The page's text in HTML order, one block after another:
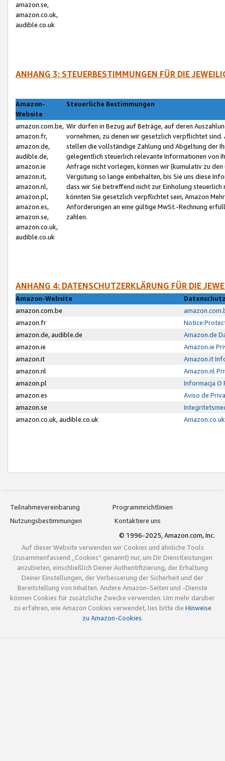
amazon.se,
amazon.co.uk,
audible.co.uk
ANHANG 3: STEUERBESTIMMUNGEN FÜR DIE
Amazon-
Website
Steuerliche Bestimmungen
amazon.com.be,
amazon.fr,
amazon.de,
audible.de,
amazon.ie
amazon.it,
amazon.nl,
amazon.pl,
amazon.es,
amazon.se,
amazon.co.uk,
audible.co.uk
Wir dürfen in Bezug auf Beträge, auf deren
vornehmen, zu denen wir gesetzlich verpflichtet
stellen die vollständige Zahlung und Abgeltung der
gelegentlich steuerlich relevante Informationen von
Anfrage nicht vorlegen, können wir (kumulativ zu
Vergütung so lange einbehalten, bis Sie uns diese
dass wir Sie betreffend nicht zur Einholung
könnten Sie gesetzlich verpflichtet sein, Amazon
Anforderungen an eine gültige MwSt.-Rechnung
zahlen.
ANHANG 4: DATENSCHUTZERKLÄRUNG FÜR DIE
Amazon-Website
amazon.com.be
amazon.fr
amazon.de, audible.de
Amazon.de
amazon.ie
Amazon.ie
amazon.it
Amazon.it
amazon.nl
Amazon.nl
amazon.pl
Informacja O
amazon.es
Aviso de
amazon.se
amazon.co.uk, audible.co.uk
Teilnahmevereinbarung
Programmrichtlinien
Nutzungsbestimmungen
Kontaktiere uns
© 1996-2025, Amazon.com, Inc.
Auf dieser Website verwenden wir Cookies und ähnliche Tools
(zusammenfassend „Cookies“ genannt) nur, um Dir Dienstleistungen
anzubieten, einschließlich Deiner Authentifizierung, der Erhaltung
Deiner Einstellungen, der Verbesserung der Sicherheit und der
Bereitstellung von Inhalten. Andere Amazon-Seiten und -Dienste
können Cookies für zusätzliche Zwecke verwenden. Um mehr darüber
zu erfahren, wie Amazon Cookies verwendet, lies bitte die Hinweise
zu Amazon-Cookies.